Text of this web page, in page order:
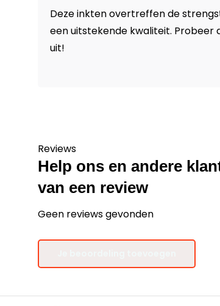
Deze inkten overtreffen de
een uitstekende kwaliteit. Probeer
uit!
Reviews
Help ons en andere
van een review
Geen reviews gevonden